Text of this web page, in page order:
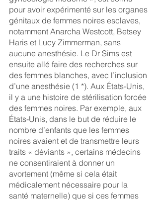
pour avoir expérimenté sur les organes
génitaux de femmes noires esclaves,
notamment Anarcha Westcott, Betsey
Haris et Lucy Zimmerman, sans
aucune anesthésie. Le Dr Sims est
ensuite allé faire des recherches sur
des femmes blanches, avec l’inclusion
d’une anesthésie (1 *). Aux États-Unis,
il y a une histoire de stérilisation forcée
des femmes noires. Par exemple, aux
États-Unis, dans le but de réduire le
nombre d’enfants que les femmes
noires avaient et de transmettre leurs
traits « déviants », certains médecins
ne consentiraient à donner un
avortement (même si cela était
médicalement nécessaire pour la
santé maternelle) que si ces femmes